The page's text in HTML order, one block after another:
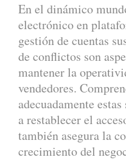
En el dinámico
electrónico en
gestión de cuentas
de conflictos son
mantener la
vendedores.
adecuadamente
a restablecer el
también asegura la
crecimiento del